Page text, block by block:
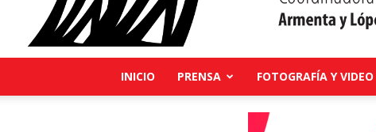
INICIO PRENSA FOTOGRAFÍA Y VIDEO